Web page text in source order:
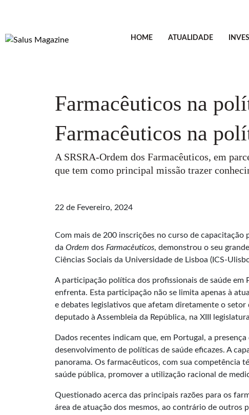
HOME ATUALIDADE
Farmacêuticos na
Farmacêuticos na
A SRSRA-Ordem dos Farmacêuticos, em
que tem como principal missão trazer
22 de Fevereiro, 2024
Com mais de 200 inscrições no curso de capacitação
da Ordem dos Farmacêuticos, demonstrou o seu
Ciências Sociais da Universidade de Lisboa (ICS-
A participação política dos profissionais de saúde em
enfrenta. Esta participação não se limita apenas à
e debates legislativos que afetam diretamente o setor
deputado à Assembleia da República, na XIII
Dados recentes indicam que, em Portugal, a
desenvolvimento de políticas de saúde eficazes. A
panorama. Os farmacêuticos, com sua competência
saúde pública, promover a utilização racional de
Questionado acerca das principais razões para os
área de atuação dos mesmos, ao contrário de outros